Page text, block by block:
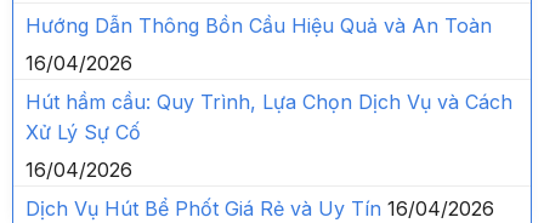
Hướng Dẫn Thông Bồn Cầu Hiệu Quả và An Toàn
16/04/2026
Hút hầm cầu: Quy Trình, Lựa Chọn Dịch Vụ và Cách
Xử Lý Sự Cố
16/04/2026
Dịch Vụ Hút Bể Phốt Giá Rẻ và Uy Tín 16/04/2026